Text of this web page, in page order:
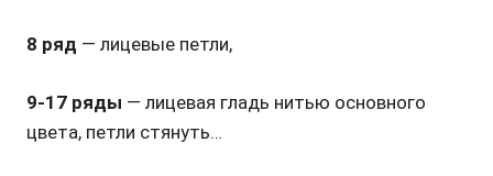
8 ряд — лицевые петли,
9-17 ряды — лицевая гладь нитью основного
цвета, петли стянуть…